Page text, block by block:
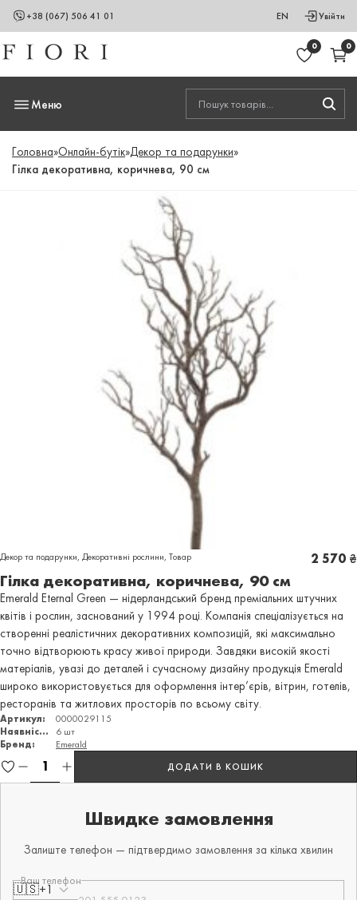
+38 (067) 506 41 01 EN Увійти
0 0
Меню
Головна»Онлайн-бутік»Декор та подарунки»
Гілка декоративна, коричнева, 90 см
Декор та подарунки, Декоративні рослини, Товар
Гілка декоративна, коричнева, 90 см
2 570 ₴
Emerald Eternal Green — нідерландський бренд преміальних штучних
квітів і рослин, заснований у 1994 році. Компанія спеціалізується на
створенні реалістичних декоративних композицій, які максимально
точно відтворюють красу живої природи. Завдяки високій якості
матеріалів, увазі до деталей і сучасному дизайну продукція Emerald
широко використовується для оформлення інтер’єрів, вітрин, готелів,
ресторанів та житлових просторів по всьому світу.
Артикул:
0000029115
Наявність:
6 шт
Бренд:
Emerald
ДОДАТИ В КОШИК
Швидке замовлення
Залиште телефон — підтвердимо замовлення за кілька хвилин
Ваш телефон
🇺🇸+1